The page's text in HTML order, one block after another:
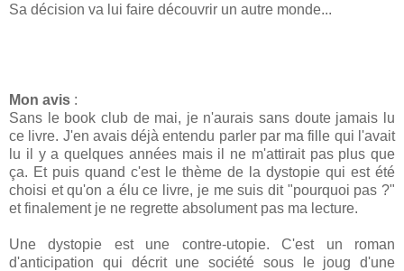
Sa décision va lui faire découvrir un autre monde...
Mon avis :
Sans le book club de mai, je n'aurais sans doute jamais lu
ce livre. J'en avais déjà entendu parler par ma fille qui l'avait
lu il y a quelques années mais il ne m'attirait pas plus que
ça. Et puis quand c'est le thème de la dystopie qui est été
choisi et qu'on a élu ce livre, je me suis dit "pourquoi pas ?"
et finalement je ne regrette absolument pas ma lecture.
Une dystopie est une contre-utopie. C'est un roman
d'anticipation qui décrit une société sous le joug d'une